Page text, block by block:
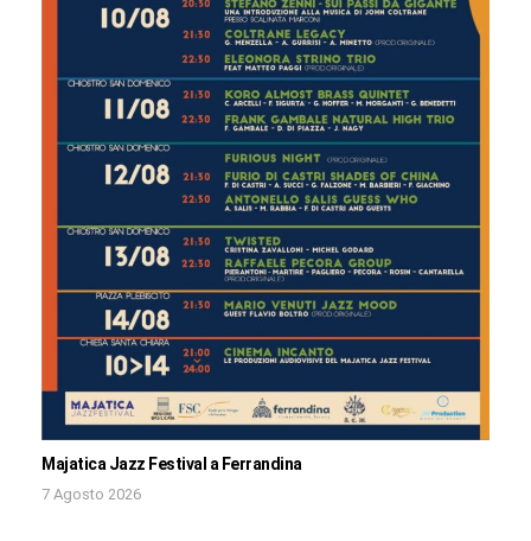
Majatica Jazz Festival a Ferrandina
7 Agosto 2026